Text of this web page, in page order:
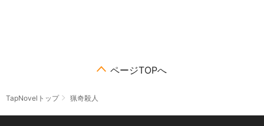
ページTOPへ
TapNovelトップ 猟奇殺人